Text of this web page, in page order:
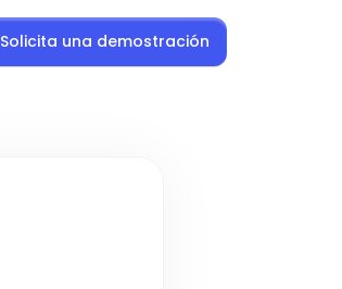
Solicita una demostración